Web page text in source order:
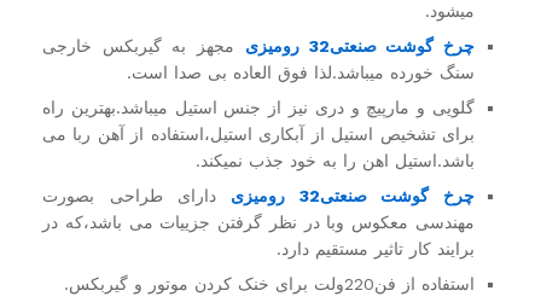
میشود.
چرخ گوشت صنعتی32 رومیزی
مجهز به گیربکس خارجی
سنگ خورده میباشد.لذا فوق العاده بی صدا است.
گلویی و مارپیچ و دری نیز از جنس استیل میباشد.بهترین راه
برای تشخیص استیل از آبکاری استیل،استفاده از آهن ربا می
باشد.استیل اهن را به خود جذب نمیکند.
چرخ گوشت صنعتی32 رومیزی
دارای طراحی بصورت
مهندسی معکوس وبا در نظر گرفتن جزییات می باشد،که در
برایند کار تاثیر مستقیم دارد.
استفاده از فن220ولت برای خنک کردن موتور و گیربکس.